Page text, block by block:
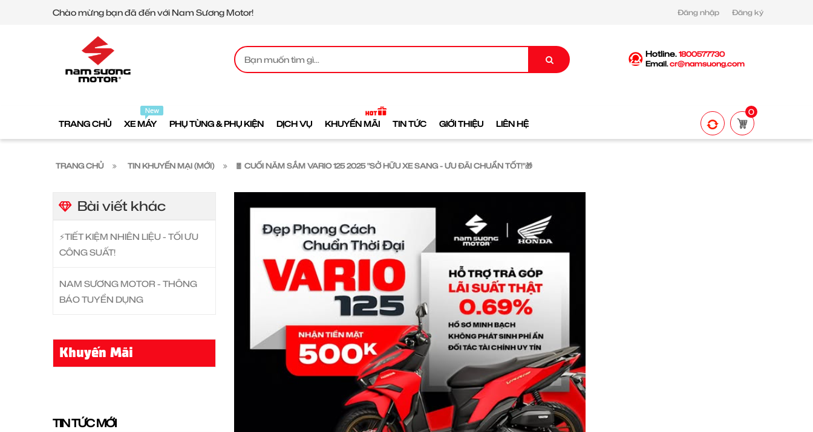
Chào mừng bạn đã đến với Nam Sương Motor! Đăng nhập Đăng ký
Hotline. 1800577730
Email.cr@namsuong.com
TRANG CHỦ XE MÁY PHỤ TÙNG & PHỤ KIỆN DỊCH VỤ KHUYẾN MÃI TIN TỨC GIỚI THIỆU LIÊN HỆ
0
TRANG CHỦ TIN KHUYẾN MẠI (MỚI) 🧧 CUỐI NĂM SẮM VARIO 125 2025 "SỞ HỮU XE SANG - ƯU ĐÃI CHUẨN TỐT!"🎁
Bài viết khác
⚡️TIẾT KIỆM NHIÊN LIỆU - TỐI ƯU
CÔNG SUẤT!
NAM SƯƠNG MOTOR - THÔNG
BÁO TUYỂN DỤNG
Khuyến Mãi
TIN TỨC MỚI